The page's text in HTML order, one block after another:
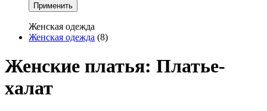
Применить
Женская одежда
Женская одежда (8)
Женские платья: Платье-
халат